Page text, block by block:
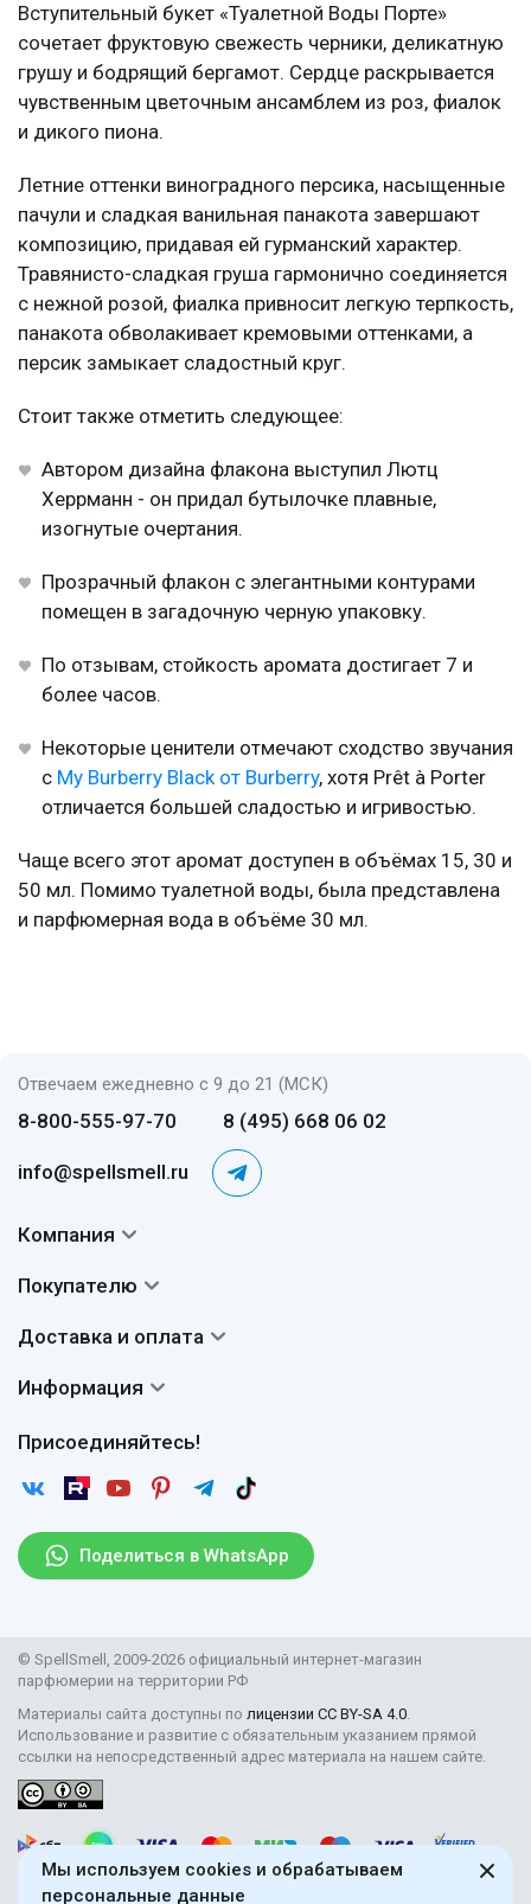
Мы используем cookies и обрабатываем
персональные данные
Вступительный букет «Туалетной Воды Порте»
сочетает фруктовую свежесть черники, деликатную
грушу и бодрящий бергамот. Сердце раскрывается
чувственным цветочным ансамблем из роз, фиалок
и дикого пиона.
Летние оттенки виноградного персика, насыщенные
пачули и сладкая ванильная панакота завершают
композицию, придавая ей гурманский характер.
Травянисто-сладкая груша гармонично соединяется
с нежной розой, фиалка привносит легкую терпкость,
панакота обволакивает кремовыми оттенками, а
персик замыкает сладостный круг.
Стоит также отметить следующее:
Автором дизайна флакона выступил Лютц
Херрманн - он придал бутылочке плавные,
изогнутые очертания.
Прозрачный флакон с элегантными контурами
помещен в загадочную черную упаковку.
По отзывам, стойкость аромата достигает 7 и
более часов.
Некоторые ценители отмечают сходство звучания
с My Burberry Black от Burberry, хотя Prêt à Porter
отличается большей сладостью и игривостью.
Чаще всего этот аромат доступен в объёмах 15, 30 и
50 мл. Помимо туалетной воды, была представлена
и парфюмерная вода в объёме 30 мл.
Отвечаем ежедневно с 9 до 21 (МСК)
8-800-555-97-70 8 (495) 668 06 02
info@spellsmell.ru
Поделиться в WhatsApp
Присоединяйтесь!
Компания
Авторы
Сертификаты
Покупателю
Вопросы и ответы
Отзывы
Рассылка
Доставка и оплата
Доставка
Возврат
Информация
Пользовательское соглашение
Защита персональных данных
Правила продажи товаров (Постановление Правительства
Поставщикам
© SpellSmell, 2009-2026 официальный интернет-магазин
парфюмерии на территории РФ
Материалы сайта доступны по лицензии CC BY-SA 4.0.
Использование и развитие с обязательным указанием прямой
ссылки на непосредственный адрес материала на нашем сайте.